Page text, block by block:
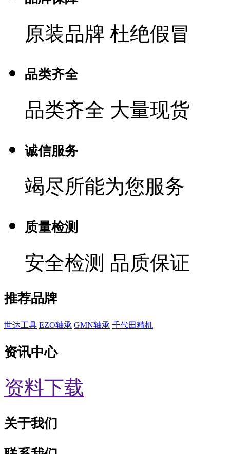
原装品牌 杜绝假冒
品类齐全
品类齐全 大量现货
诚信服务
竭尽所能为您服务
质量检测
安全检测 品质保证
推荐品牌
世达工具 EZO轴承 GMN轴承 千代田精机
资讯中心
资料下载
关于我们